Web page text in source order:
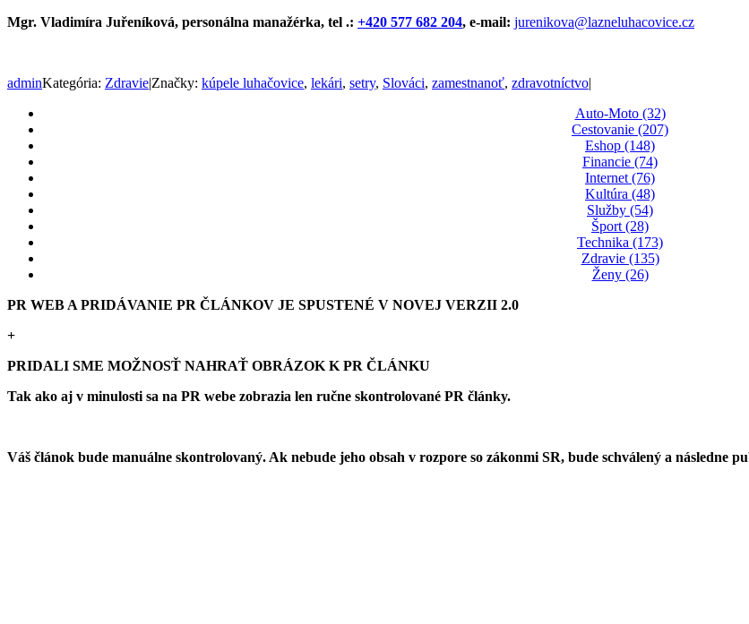
Mgr. Vladimíra Juřeníková, personálna manažérka, tel .: +420 577 682 204, e-mail: jurenikova@lazneluhacovice.cz
adminKategória: Zdravie|Značky: kúpele luhačovice, lekári, setry, Slováci, zamestnanoť, zdravotníctvo|
Auto-Moto (32)
Cestovanie (207)
Eshop (148)
Financie (74)
Internet (76)
Kultúra (48)
Služby (54)
Šport (28)
Technika (173)
Zdravie (135)
Ženy (26)
PR WEB A PRIDÁVANIE PR ČLÁNKOV JE SPUSTENÉ V NOVEJ VERZII 2.0
+
PRIDALI SME MOŽNOSŤ NAHRAŤ OBRÁZOK K PR ČLÁNKU
Tak ako aj v minulosti sa na PR webe zobrazia len ručne skontrolované PR články.
Váš článok bude manuálne skontrolovaný. Ak nebude jeho obsah v rozpore so zákonmi SR, bude schválený a následne